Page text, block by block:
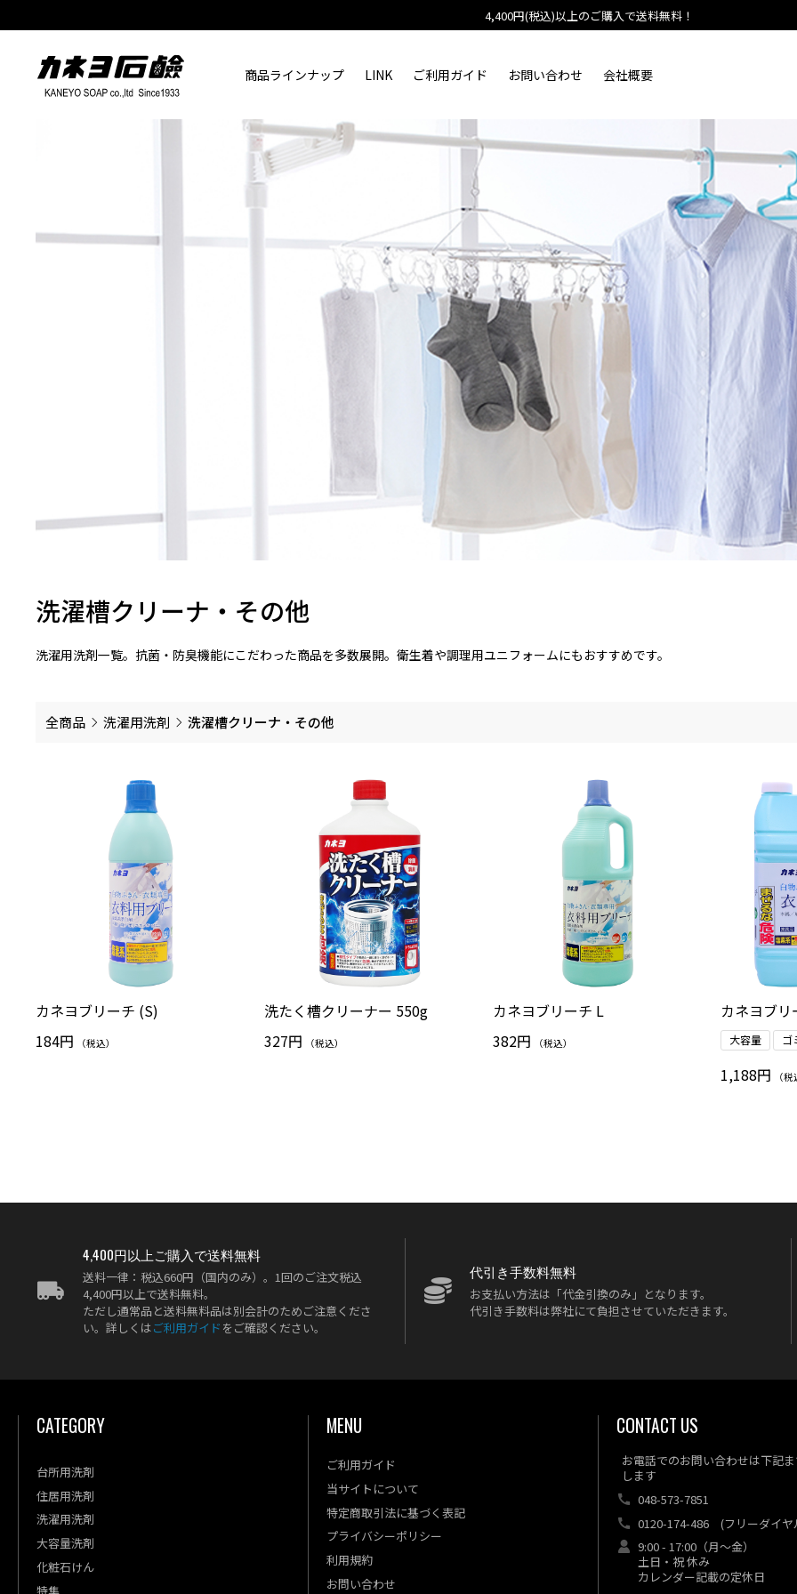
4,400円(税込)以上のご購入で送料無料！
商品ラインナップ LINK ご利用ガイド お問い合わせ 会社概要
洗濯槽クリーナ・その他
洗濯用洗剤一覧。抗菌・防臭機能にこだわった商品を多数展開。衛生着や調理用ユニフォームにもおすすめです。
全商品 洗濯用洗剤 洗濯槽クリーナ・その他
カネヨブリーチ (S)
184円
（税込）
洗たく槽クリーナー 550g
327円
（税込）
カネヨブリーチ L
382円
（税込）
カネヨブ
大容量 ゴ
1,188円 （
4,400円以上ご購入で送料無料
送料一律：税込660円（国内のみ）。1回のご注文税込
4,400円以上で送料無料。
ただし通常品と送料無料品は別会計のためご注意くださ
い。詳しくはご利用ガイド をご確認ください。
代引き手数料無料
お支払い方法は「代金引換のみ」となります。
代引き手数料は弊社にて負担させていただきます。
CATEGORY
台所用洗剤
住居用洗剤
洗濯用洗剤
大容量洗剤
化粧石けん
特集
MENU
ご利用ガイド
当サイトについて
特定商取引法に基づく表記
プライバシーポリシー
利用規約
お問い合わせ
CONTACT US
お電話でのお問い合わせは下記
します
048-573-7851
0120-174-486 (フリーダイヤ
9:00 - 17:00（月～金）
土日・祝 休み
カレンダー記載の定休日